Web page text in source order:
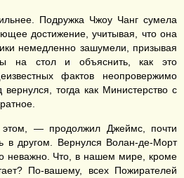
Подружка Чжоу Чанг сумела
достижение, учитывая, что она
немедленно зашумели, призывая
на стол и объяснить, как это
фактов неопровержимо
тогда как Министерство с
— продолжил Джеймс, почти
в другом. Вернулся Волан-де-Морт
неважно. Что, в нашем мире, кроме
По-вашему, всех Пожирателей